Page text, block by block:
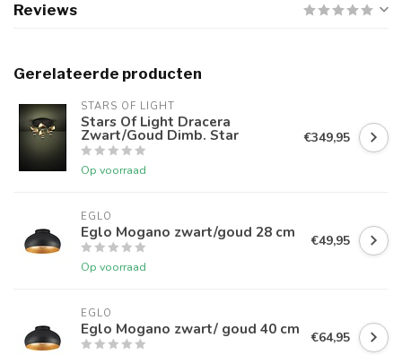
Reviews
Gerelateerde producten
STARS OF LIGHT
Stars Of Light Dracera
Zwart/Goud Dimb. Star
Op voorraad
€349,95
EGLO
Eglo Mogano zwart/goud 28 cm
Op voorraad
€49,95
EGLO
Eglo Mogano zwart/ goud 40 cm €64,95